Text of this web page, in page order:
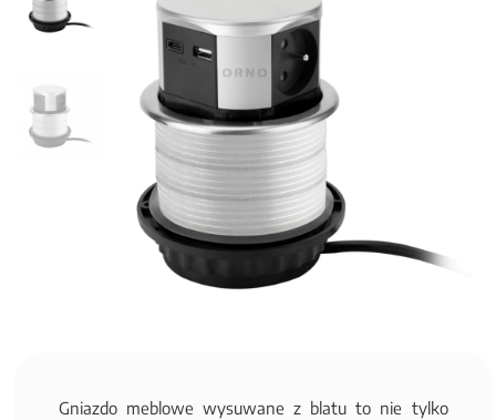
Gniazdo meblowe wysuwane z blatu to nie tylko